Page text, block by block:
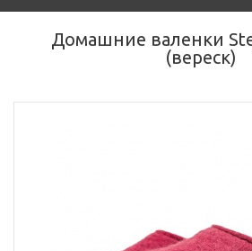
Домашние валенки
(вереск)